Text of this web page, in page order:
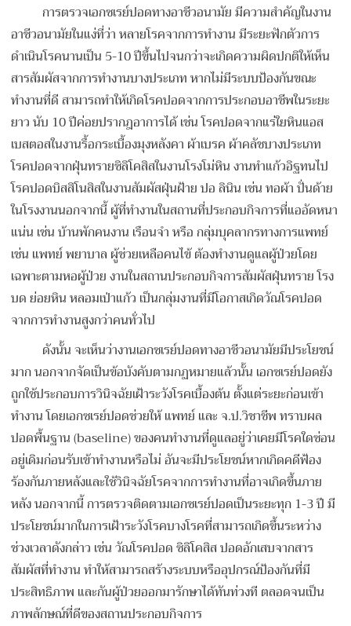
การตรวจเอกซเรย์ปอดทางอาชีวอนามัย มีความสำคัญในงาน
อาชีวอนามัยในแง่ที่ว่า หลายโรคจากการทำงาน มีระยะฟักตัวการ
ดำเนินโรคนานเป็น 5-10 ปีขึ้นไปจนกว่าจะเกิดความผิดปกติให้เห็น
สารสัมผัสจากการทำงานบางประเภท หากไม่มีระบบป้องกันขณะ
ทำงานที่ดี สามารถทำให้เกิดโรคปอดจากการประกอบอาชีพในระยะ
ยาว นับ 10 ปีค่อยปรากฎอาการได้ เช่น โรคปอดจากแร่ใยหินแอส
เบสตอสในงานรื้อกระเบื้องมุงหลังคา ผ้าเบรค ผ้าคลัชบางประเภท
โรคปอดจากฝุ่นทรายซิลิโคสิสในงานโรงโม่หิน งานทำแก้วอิฐทนไป
โรคปอดบิสสิโนสิสในงานสัมผัสฝุ่นฝ้าย ปอ ลินิน เช่น ทอผ้า ปั่นด้าย
ในโรงงานนอกจากนี้ ผู้ที่ทำงานในสถานที่ประกอบกิจการที่แออัดหนา
แน่น เช่น บ้านพักคนงาน เรือนจำ หรือ กลุ่มบุคลากรทางการแพทย์
เช่น แพทย์ พยาบาล ผู้ช่วยเหลือคนไข้ ต้องทำงานดูแลผู้ป่วยโดย
เฉพาะตามหอผู้ป่วย งานในสถานประกอบกิจการสัมผัสฝุ่นทราย โรง
บด ย่อยหิน หลอมเป่าแก้ว เป็นกลุ่มงานที่มีโอกาสเกิดวัณโรคปอด
จากการทำงานสูงกว่าคนทั่วไป
ดังนั้น จะเห็นว่างานเอกซเรย์ปอดทางอาชีวอนามัยมีประโยชน์
มาก นอกจากจัดเป็นข้อบังคับตามกฏหมายแล้วนั้น เอกซเรย์ปอดยัง
ถูกใช้ประกอบการวินิจฉัยเฝ้าระวังโรคเบื้องต้น ตั้งแต่ระยะก่อนเข้า
ทำงาน โดยเอกซเรย์ปอดช่วยให้ แพทย์ และ จ.ป.วิชาชีพ ทราบผล
ปอดพื้นฐาน (baseline) ของคนทำงานที่ดูแลอยู่ว่าเคยมีโรคใดซ่อน
อยู่เดิมก่อนรับเข้าทำงานหรือไม่ อันจะมีประโยชน์หากเกิดคดีฟ้อง
ร้องกันภายหลังและใช้วินิจฉัยโรคจากการทำงานที่อาจเกิดขึ้นภาย
หลัง นอกจากนี้ การตรวจติดตามเอกซเรย์ปอดเป็นระยะทุก 1-3 ปี มี
ประโยชน์มากในการเฝ้าระวังโรคบางโรคที่สามารถเกิดขึ้นระหว่าง
ช่วงเวลาดังกล่าว เช่น วัณโรคปอด ซิลิโคสิส ปอดอักเสบจากสาร
สัมผัสที่ทำงาน ทำให้สามารถสร้างระบบหรืออุปกรณ์ป้องกันที่มี
ประสิทธิภาพ และกันผู้ป่วยออกมารักษาได้ทันท่วงที ตลอดจนเป็น
ภาพลักษณ์ที่ดีของสถานประกอบกิจการ